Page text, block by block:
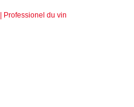
| Professionel du vin